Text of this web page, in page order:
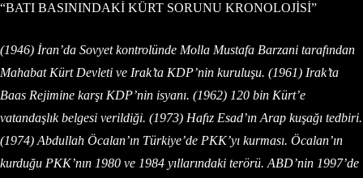
“BATI BASININDAKİ KÜRT SORUNU KRONOLOJİSİ”
(1946) İran’da Sovyet kontrolünde Molla Mustafa Barzani tarafından
Mahabat Kürt Devleti ve Irak’ta KDP’nin kuruluşu. (1961) Irak’ta
Baas Rejimine karşı KDP’nin isyanı. (1962) 120 bin Kürt’e
vatandaşlık belgesi verildiği. (1973) Hafız Esad’ın Arap kuşağı tedbiri.
(1974) Abdullah Öcalan’ın Türkiye’de PKK’yı kurması. Öcalan’ın
kurduğu PKK’nın 1980 ve 1984 yıllarındaki terörü. ABD’nin 1997’de